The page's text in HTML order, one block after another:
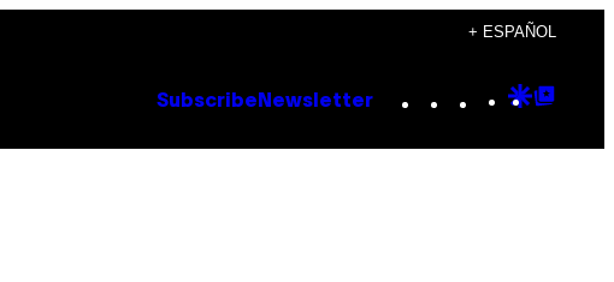
+ ESPAÑOL
Subscribe Newsletter Instagram
TikTok
YouTube
Google